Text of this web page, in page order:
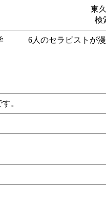
東
検
臨床学 6人のセラピ
。